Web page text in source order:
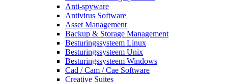
Anti-spyware
Antivirus Software
Asset Management
Backup & Storage Management
Besturingssysteem Linux
Besturingssysteem Unix
Besturingssysteem Windows
Cad / Cam / Cae Software
Creative Suites